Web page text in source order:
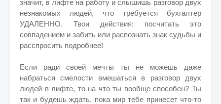
значит, в лифте на работу и слышишь разговор двух
незнакомых людей, что требуется бухгалтер
УДАЛЕННО. Твои действия: посчитать это
совпадением и забить или распознать знак судьбы и
расспросить подробнее!
Если ради своей мечты ты не можешь даже
набраться смелости вмешаться в разговор двух
людей в лифте, то на что ты вообще способен? Ты
так и будешь ждать, пока мир тебе принесет что-то